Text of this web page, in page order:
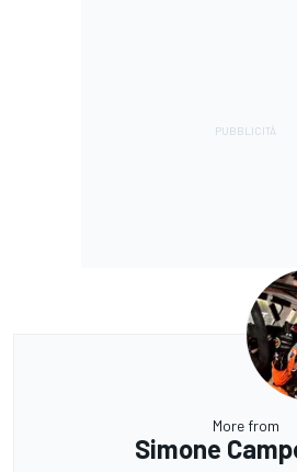
More from
Simone